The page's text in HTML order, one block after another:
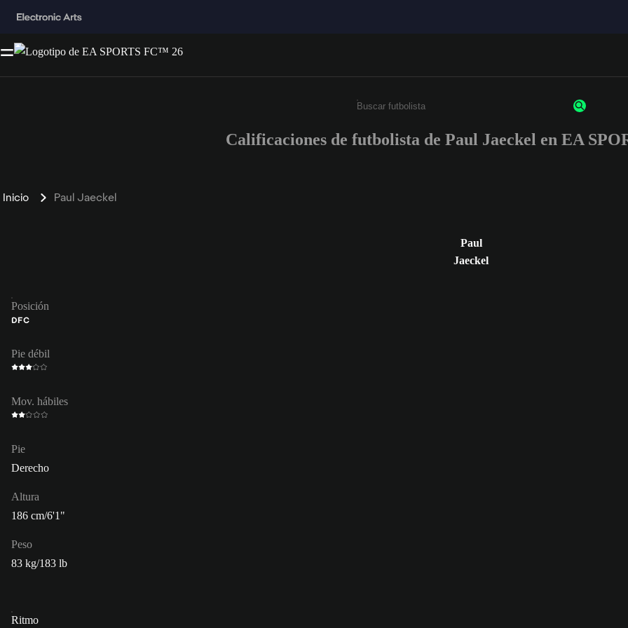
Ingresa un mínimo de 3 caracteres o números
Calificaciones de futbolista de Paul Jaeckel en EA
Inicio Paul Jaeckel
Paul
Jaeckel
Posición
DFC
Pie débil
Mov. hábiles
Pie
Derecho
Altura
186 cm/6'1"
Peso
83 kg/183 lb
Ritmo